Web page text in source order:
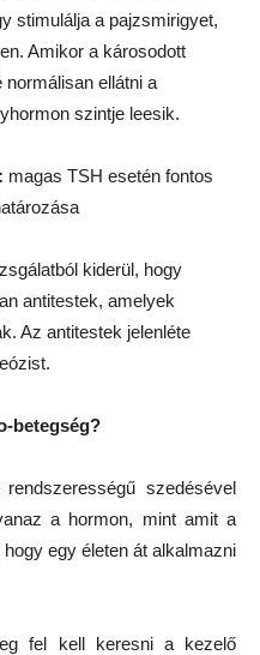
stimulálja a pajzsmirigyet,
Amikor a károsodott
ellátni a
szintje leesik.
magas TSH esetén fontos
kiderül, hogy
antitestek, amelyek
Az antitestek jelenléte
betegség?
szedésével
a hormon, mint amit a
egy életen át alkalmazni
fel kell keresni a kezelő